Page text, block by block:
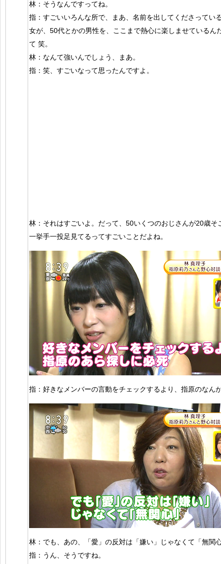
林：そうなんですってね。
指：すごいいろんな所で、まあ、名前を出してくださってい
女が、50代とかの男性を、ここまで熱心に楽しませているん
て 笑。
林：なんて強いんでしょう、まあ。
指：笑、すごいなって思ったんですよ。
林：それはすごいよ。だって、50いくつのおじさんが20歳
一挙手一投足見てるってすごいことだよね。
指：好きなメンバーの言動をチェックするより、指原のなん
林：でも、あの、「愛」の反対は「嫌い」じゃなくて「無関
指：うん、そうですね。